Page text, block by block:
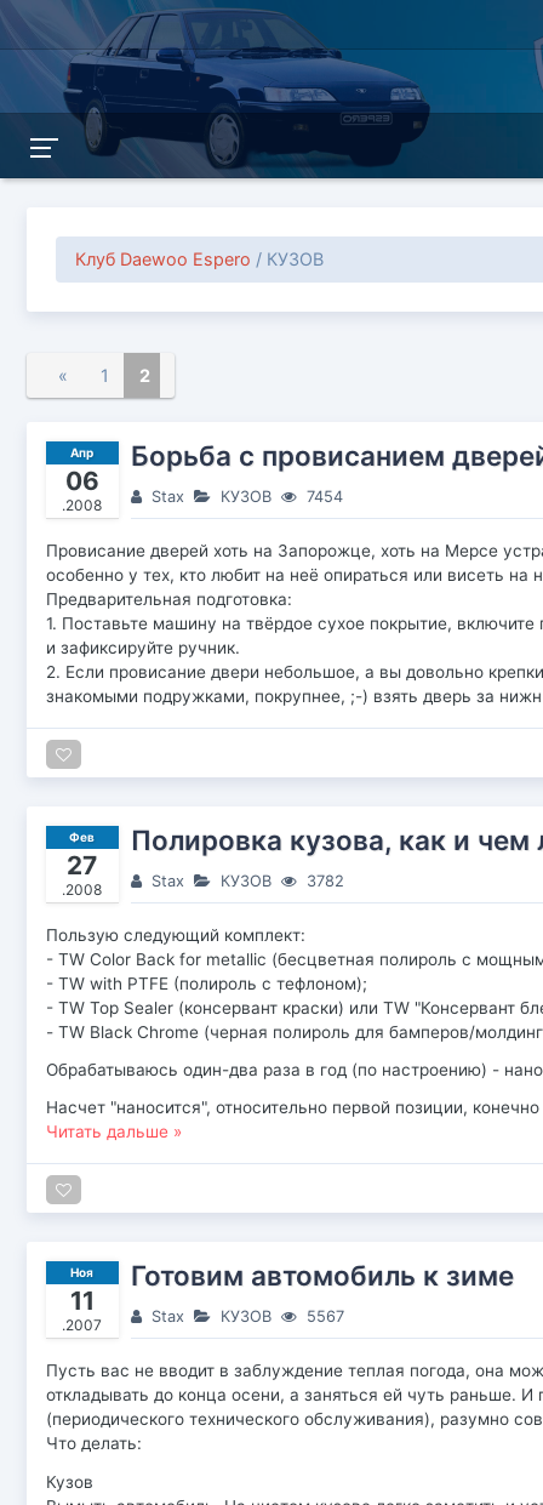
Клуб Daewoo Espero / КУЗОВ
« 1 2
Апр
06
.2008
Борьба с провисанием
Stax КУЗОВ 7454
Провисание дверей хоть на Запорожце, хоть на Мерсе
особенно у тех, кто любит на неё опираться или висеть на
Предварительная подготовка:
1. Поставьте машину на твёрдое сухое покрытие,
и зафиксируйте ручник.
2. Если провисание двери небольшое, а вы довольно
знакомыми подружками, покрупнее, ;-) взять дверь за
Фев
27
.2008
Полировка кузова, как и чем
Stax КУЗОВ 3782
Пользую следующий комплект:
- TW Color Back for metallic (бесцветная полироль с
- TW with PTFE (полироль с тефлоном);
- TW Top Sealer (консервант краски) или TW "Консервант
- TW Black Chrome (черная полироль для бамперов/
Обрабатываюсь один-два раза в год (по настроению) -
Насчет "наносится", относительно первой позиции,
Читать дальше »
Ноя
11
.2007
Готовим автомобиль к зиме
Stax КУЗОВ 5567
Пусть вас не вводит в заблуждение теплая погода, она
откладывать до конца осени, а заняться ей чуть раньше.
(периодического технического обслуживания), разумно
Что делать:
Кузов